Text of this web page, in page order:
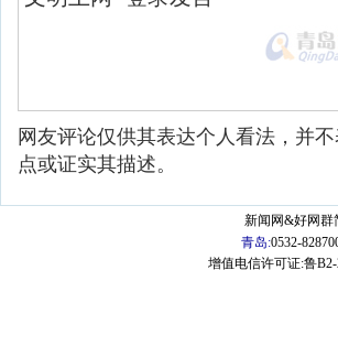
网友评论仅供其表达个人看法，并
点或证实其描述。